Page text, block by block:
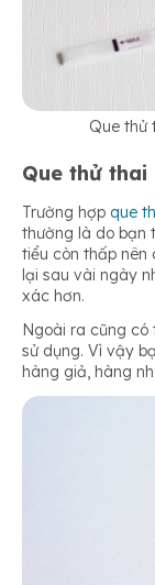
Que thử
Que thử thai
Trường hợp que
thường là do bạn
tiểu còn thấp nên
lại sau vài ngày
xác hơn.
Ngoài ra cũng có
sử dụng. Vì vậy
hàng giả, hàng